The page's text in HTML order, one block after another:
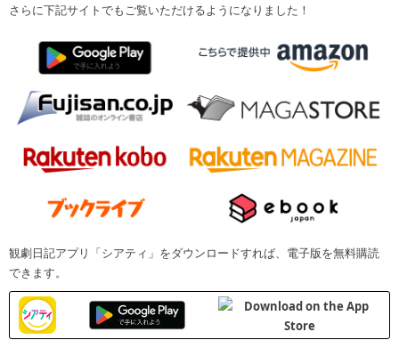
さらに下記サイトでもご覧いただけるようになりました！
観劇日記アプリ「シアティ」をダウンロードすれば、電子版を無料購読
できます。